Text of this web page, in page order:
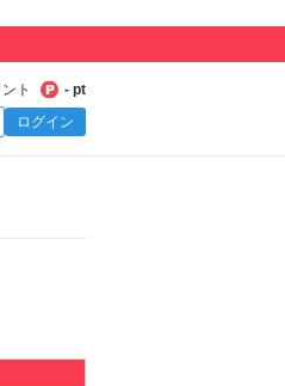
ト
- pt
ログイン